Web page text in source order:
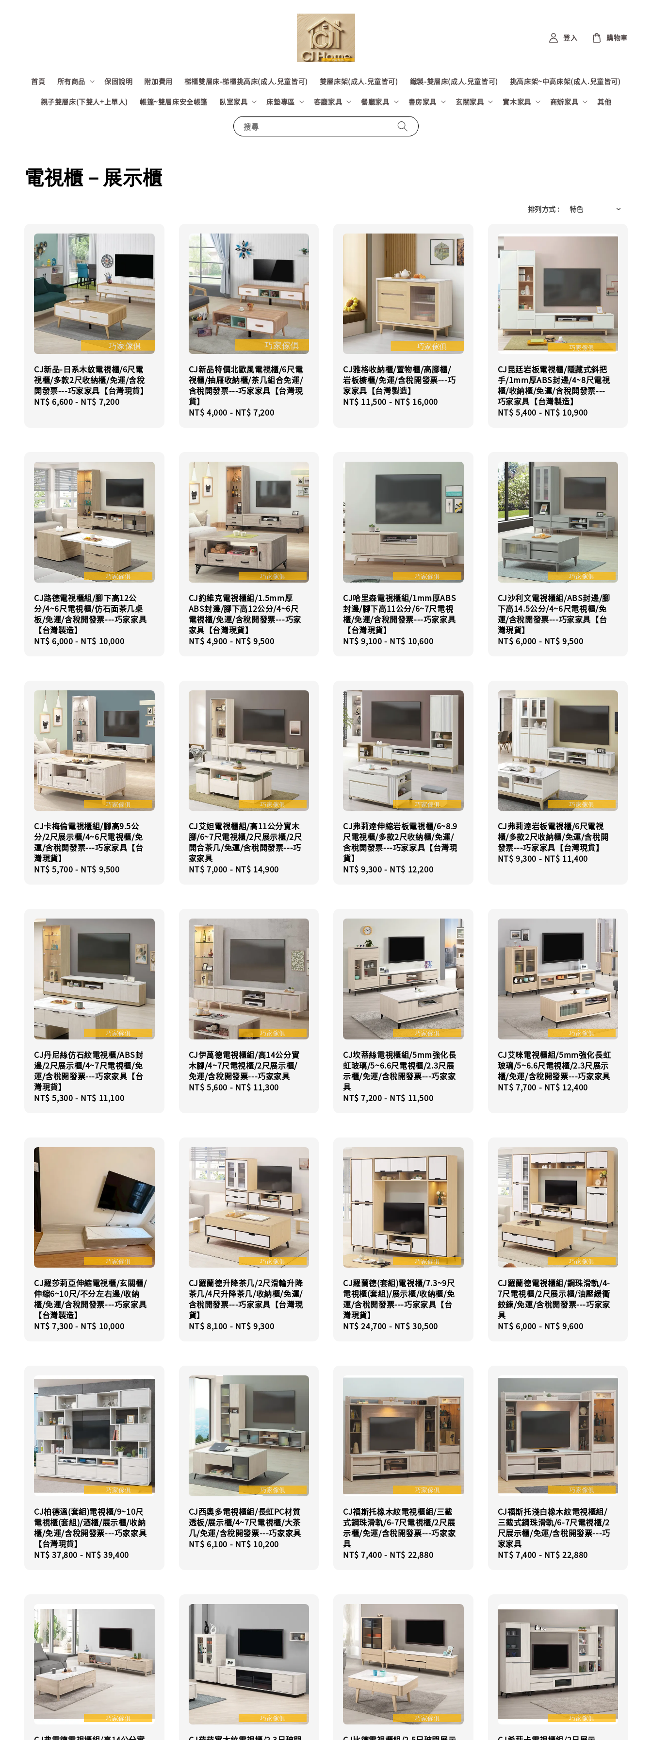
搜尋
首頁 所有商品 保固說明 附加費用 梯櫃雙層床-梯櫃挑高床(成人.兒童皆可) 雙層床架(成人.兒童皆可) 鐵製-雙層床(成人.兒童皆可) 挑高床架~中高床架(成人.兒童皆可)
親子雙層床(下雙人+上單人) 帳篷~雙層床安全帳篷 臥室家具 床墊專區 客廳家具 餐廳家具 書房家具 玄關家具 實木家具 商辦家具 其他
登入 購物車
電視櫃－展示櫃
排列方式 :
CJ新品-日系木紋電視櫃/6尺電
視櫃/多款2尺收納櫃/免運/含稅
開發票---巧家家具【台灣現貨】
Regular
NT$ 6,600 - NT$ 7,200
CJ新品特價北歐風電視櫃/6尺電
視櫃/抽屜收納櫃/茶几組合免運/
含稅開發票---巧家家具【台灣現
貨】
Regular
NT$ 4,000 - NT$ 7,200
CJ雅格收納櫃/置物櫃/高腳櫃/
岩板櫥櫃/免運/含稅開發票---巧
家家具【台灣製造】
Regular
NT$ 11,500 - NT$ 16,000
CJ昆廷岩板電視櫃/隱藏式斜把
手/1mm厚ABS封邊/4~8尺電視
櫃/收納櫃/免運/含稅開發票---
巧家家具【台灣製造】
Regular
NT$ 5,400 - NT$ 10,900
CJ路德電視櫃組/腳下高12公
分/4~6尺電視櫃/仿石面茶几桌
板/免運/含稅開發票---巧家家具
【台灣製造】
Regular
NT$ 6,000 - NT$ 10,000
CJ約維克電視櫃組/1.5mm厚
ABS封邊/腳下高12公分/4~6尺
電視櫃/免運/含稅開發票---巧家
家具【台灣現貨】
Regular
NT$ 4,900 - NT$ 9,500
CJ哈里森電視櫃組/1mm厚ABS
封邊/腳下高11公分/6~7尺電視
櫃/免運/含稅開發票---巧家家具
【台灣現貨】
Regular
NT$ 9,100 - NT$ 10,600
CJ沙利文電視櫃組/ABS封邊/腳
下高14.5公分/4~6尺電視櫃/免
運/含稅開發票---巧家家具【台
灣現貨】
Regular
NT$ 6,000 - NT$ 9,500
CJ卡梅倫電視櫃組/腳高9.5公
分/2尺展示櫃/4~6尺電視櫃/免
運/含稅開發票---巧家家具【台
灣現貨】
Regular
NT$ 5,700 - NT$ 9,500
CJ艾妲電視櫃組/高11公分實木
腳/6~7尺電視櫃/2尺展示櫃/2尺
開合茶几/免運/含稅開發票---巧
家家具
Regular
NT$ 7,000 - NT$ 14,900
CJ弗莉達伸縮岩板電視櫃/6~8.9
尺電視櫃/多款2尺收納櫃/免運/
含稅開發票---巧家家具【台灣現
貨】
Regular
NT$ 9,300 - NT$ 12,200
CJ弗莉達岩板電視櫃/6尺電視
櫃/多款2尺收納櫃/免運/含稅開
發票---巧家家具【台灣現貨】
Regular
NT$ 9,300 - NT$ 11,400
CJ丹尼絲仿石紋電視櫃/ABS封
邊/2尺展示櫃/4~7尺電視櫃/免
運/含稅開發票---巧家家具【台
灣現貨】
Regular
NT$ 5,300 - NT$ 11,100
CJ伊萬德電視櫃組/高14公分實
木腳/4~7尺電視櫃/2尺展示櫃/
免運/含稅開發票---巧家家具
Regular
NT$ 5,600 - NT$ 11,300
CJ坎蒂絲電視櫃組/5mm強化長
虹玻璃/5~6.6尺電視櫃/2.3尺展
示櫃/免運/含稅開發票---巧家家
具
Regular
NT$ 7,200 - NT$ 11,500
CJ艾咪電視櫃組/5mm強化長虹
玻璃/5~6.6尺電視櫃/2.3尺展示
櫃/免運/含稅開發票---巧家家具
Regular
NT$ 7,700 - NT$ 12,400
CJ羅莎莉亞伸縮電視櫃/玄關櫃/
伸縮6~10尺/不分左右邊/收納
櫃/免運/含稅開發票---巧家家具
【台灣製造】
Regular
NT$ 7,300 - NT$ 10,000
CJ羅蘭德升降茶几/2尺滑輪升降
茶几/4尺升降茶几/收納櫃/免運/
含稅開發票---巧家家具【台灣現
貨】
Regular
NT$ 8,100 - NT$ 9,300
CJ羅蘭德(套組)電視櫃/7.3~9尺
電視櫃(套組)/展示櫃/收納櫃/免
運/含稅開發票---巧家家具【台
灣現貨】
Regular
NT$ 24,700 - NT$ 30,500
CJ羅蘭德電視櫃組/鋼珠滑軌/4-
7尺電視櫃/2尺展示櫃/油壓緩衝
鉸鍊/免運/含稅開發票---巧家家
具
Regular
NT$ 6,000 - NT$ 9,600
CJ柏德溫(套組)電視櫃/9~10尺
電視櫃(套組)/酒櫃/展示櫃/收納
櫃/免運/含稅開發票---巧家家具
【台灣現貨】
Regular
NT$ 37,800 - NT$ 39,400
CJ西奧多電視櫃組/長虹PC材質
透板/展示櫃/4~7尺電視櫃/大茶
几/免運/含稅開發票---巧家家具
Regular
NT$ 6,100 - NT$ 10,200
CJ福斯托橡木紋電視櫃組/三截
式鋼珠滑軌/6-7尺電視櫃/2尺展
示櫃/免運/含稅開發票---巧家家
具
Regular
NT$ 7,400 - NT$ 22,880
CJ福斯托淺白橡木紋電視櫃組/
三截式鋼珠滑軌/6-7尺電視櫃/2
尺展示櫃/免運/含稅開發票---巧
家家具
Regular
NT$ 7,400 - NT$ 22,880